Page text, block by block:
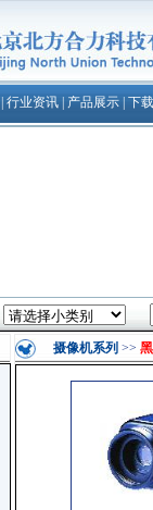
行业资讯| 产品展示| 下
摄像机系列 >>